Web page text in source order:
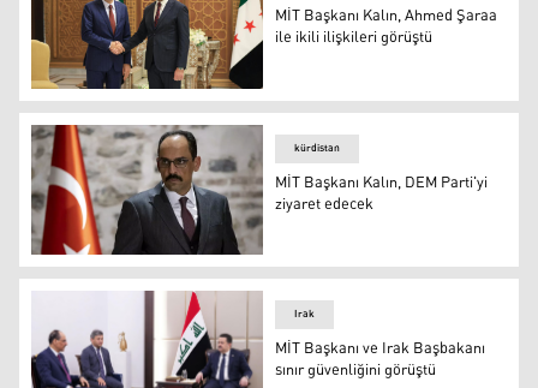
FOTO-AA
MİT Başkanı Kalın, Ahmed Şaraa
ile ikili ilişkileri görüştü
MİT Başkanı Kalın, DEM Parti'yi ziyaret edecek
kürdistan
MİT Başkanı Kalın, DEM Parti'yi
ziyaret edecek
Irak
MİT Başkanı ve Irak Başbakanı
sınır güvenliğini görüştü